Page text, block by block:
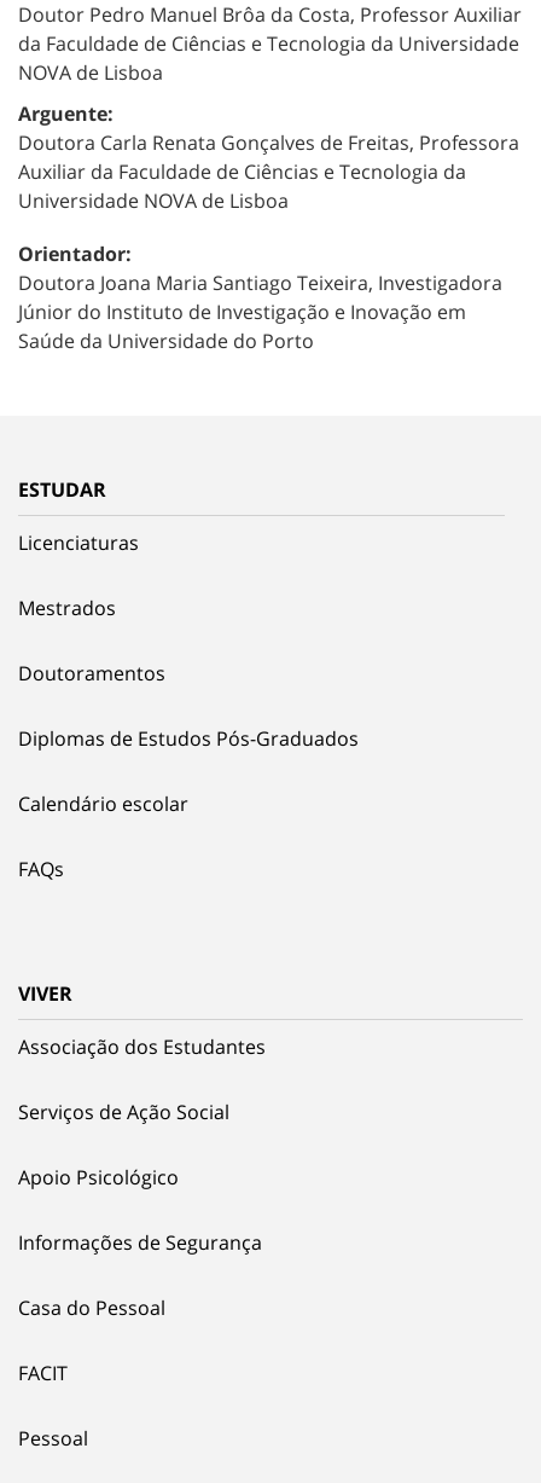
Doutor Pedro Manuel Brôa da Costa, Professor Auxiliar
da Faculdade de Ciências e Tecnologia da Universidade
NOVA de Lisboa
Arguente:
Doutora Carla Renata Gonçalves de Freitas, Professora
Auxiliar da Faculdade de Ciências e Tecnologia da
Universidade NOVA de Lisboa
Orientador:
Doutora Joana Maria Santiago Teixeira, Investigadora
Júnior do Instituto de Investigação e Inovação em
Saúde da Universidade do Porto
ESTUDAR
Licenciaturas
Mestrados
Doutoramentos
Diplomas de Estudos Pós-Graduados
Calendário escolar
FAQs
VIVER
Associação dos Estudantes
Serviços de Ação Social
Apoio Psicológico
Informações de Segurança
Casa do Pessoal
FACIT
Pessoal